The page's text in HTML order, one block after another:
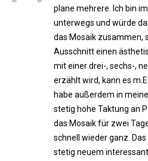
plane mehrere. Ich bin
unterwegs und würde
das Mosaik zusammen,
Ausschnitt einen
mit einer drei-, sechs-,
erzählt wird, kann es
habe außerdem in
stetig hohe Taktung an
das Mosaik für zwei
schnell wieder ganz.
stetig neuem